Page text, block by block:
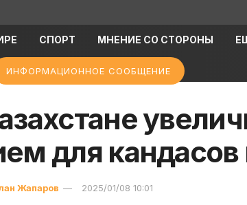
СПОРТ МНЕНИЕ СО СТОРОНЫ
ИНФОРМАЦИОННОЕ СООБЩЕНИЕ
для
Жапаров 2025/01/08 10:01